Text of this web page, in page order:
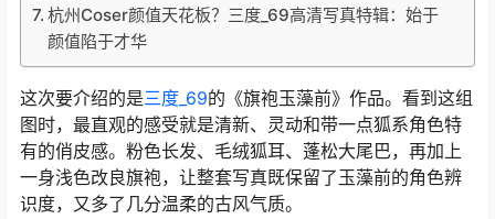
杭州Coser颜值天花板？三度_69高清写真特辑：始于
颜值陷于才华
这次要介绍的是三度_69的《旗袍玉藻前》作品。看到这组
图时，最直观的感受就是清新、灵动和带一点狐系角色特
有的俏皮感。粉色长发、毛绒狐耳、蓬松大尾巴，再加上
一身浅色改良旗袍，让整套写真既保留了玉藻前的角色辨
识度，又多了几分温柔的古风气质。